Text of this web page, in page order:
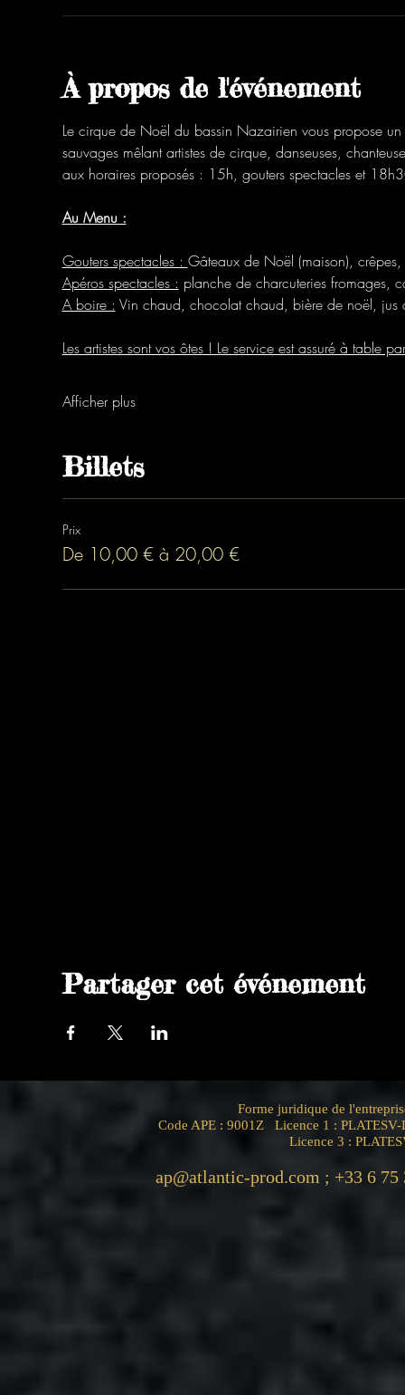
À propos de l'événement
Le cirque de Noël du bassin Nazairien vous propose
sauvages mêlant artistes de cirque, danseuses,
aux horaires proposés : 15h, gouters spectacles et
Au Menu :
Gouters spectacles : Gâteaux de Noël (maison),
Apéros spectacles : planche de charcuteries fromages,
A boire : Vin chaud, chocolat chaud, bière de noël, jus
Les artistes sont vos ôtes ! Le service est assuré à table
Afficher plus
Billets
Prix
De 10,00 € à 20,00 €
Partager cet événement
Forme juridique de
Code APE : 9001Z Licence 1 :
Licence 3 :
ap@atlantic-prod.com ; +33 6 75